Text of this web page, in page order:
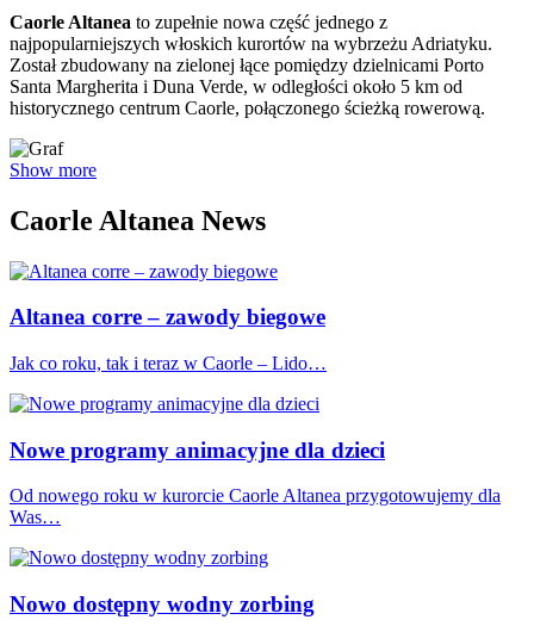
Caorle Altanea to zupełnie nowa część jednego z
najpopularniejszych włoskich kurortów na wybrzeżu Adriatyku.
Został zbudowany na zielonej łące pomiędzy dzielnicami Porto
Santa Margherita i Duna Verde, w odległości około 5 km od
historycznego centrum Caorle, połączonego ścieżką rowerową.
Show more
Caorle Altanea News
Altanea corre – zawody biegowe
Jak co roku, tak i teraz w Caorle – Lido…
Nowe programy animacyjne dla dzieci
Od nowego roku w kurorcie Caorle Altanea przygotowujemy dla
Was…
Nowo dostępny wodny zorbing